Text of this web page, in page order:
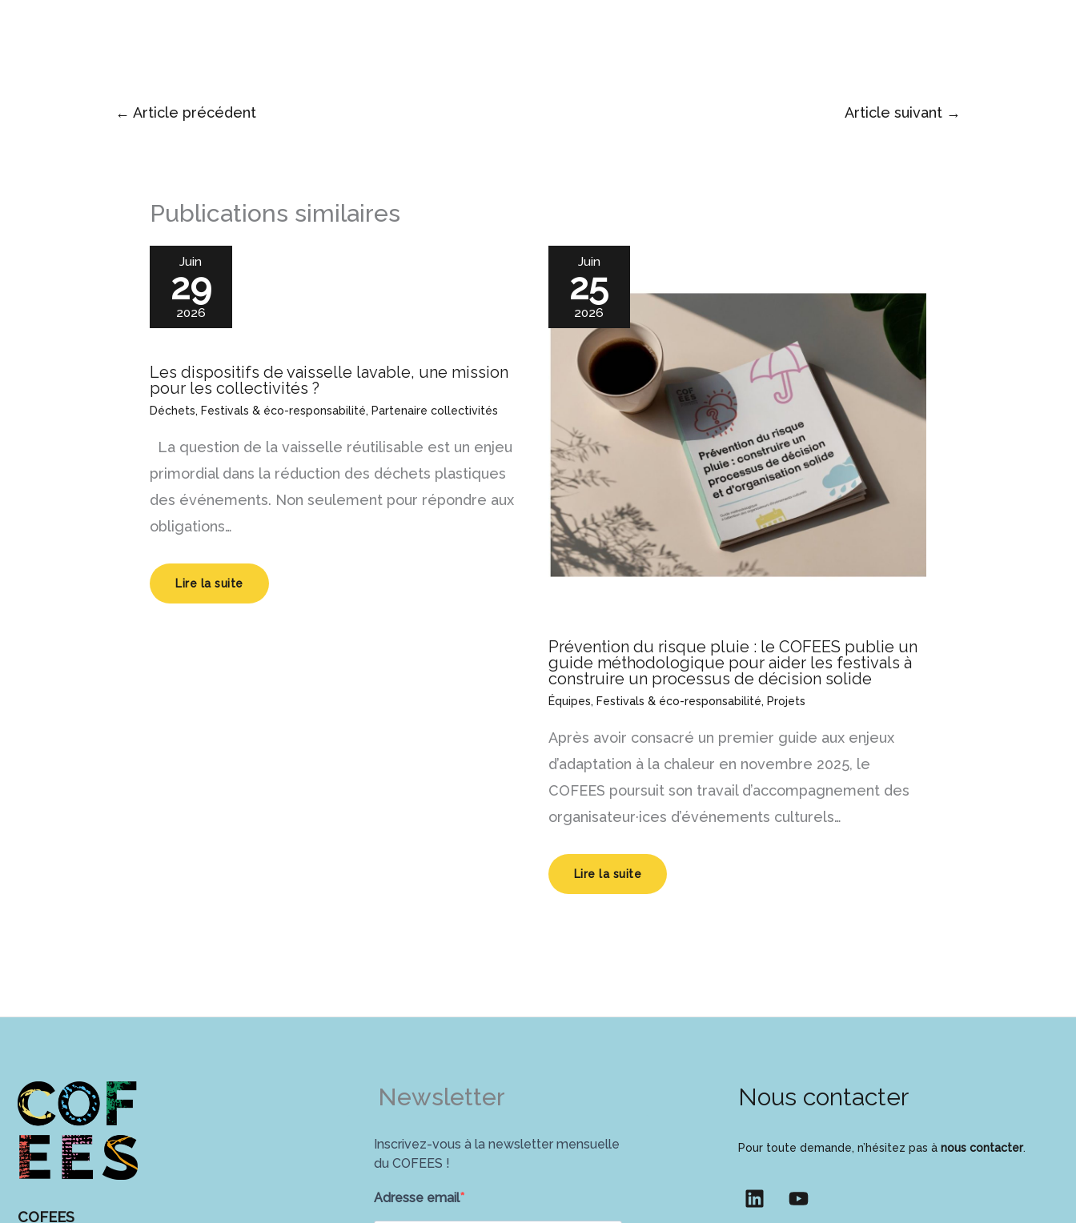
← Article précédent Article suivant →
Publications similaires
Juin
29
2026
Les dispositifs de vaisselle lavable, une mission
pour les collectivités ?
Déchets, Festivals & éco-responsabilité, Partenaire collectivités
La question de la vaisselle réutilisable est un enjeu
primordial dans la réduction des déchets plastiques
des événements. Non seulement pour répondre aux
obligations…
Lire la suite
Juin
25
2026
Prévention du risque pluie : le COFEES publie un
guide méthodologique pour aider les festivals à
construire un processus de décision solide
Équipes, Festivals & éco-responsabilité, Projets
Après avoir consacré un premier guide aux enjeux
d’adaptation à la chaleur en novembre 2025, le
COFEES poursuit son travail d’accompagnement des
organisateur·ices d’événements culturels…
Lire la suite
COFEES
Newsletter
Inscrivez-vous à la newsletter mensuelle
du COFEES !
Adresse email
Nous contacter
Pour toute demande, n’hésitez pas à nous contacter.